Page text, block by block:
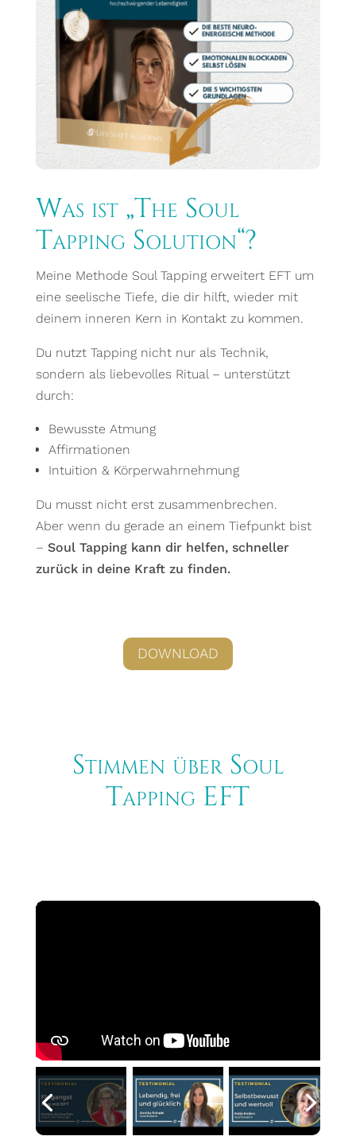
Was ist „The Soul
Tapping Solution“?
Meine Methode Soul Tapping erweitert EFT um
eine seelische Tiefe, die dir hilft, wieder mit
deinem inneren Kern in Kontakt zu kommen.
Du nutzt Tapping nicht nur als Technik,
sondern als liebevolles Ritual – unterstützt
durch:
Bewusste Atmung
Affirmationen
Intuition & Körperwahrnehmung
Du musst nicht erst zusammenbrechen.
Aber wenn du gerade an einem Tiefpunkt bist
– Soul Tapping kann dir helfen, schneller
zurück in deine Kraft zu finden.
DOWNLOAD
Stimmen über Soul
Tapping EFT